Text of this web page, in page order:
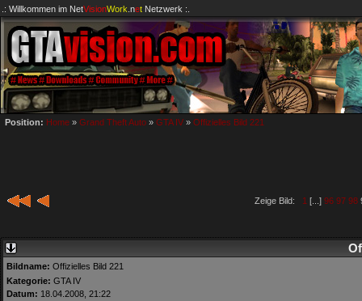
.: Willkommen im NetVisionWork .netNetzwerk :.
Position: Home » Grand Theft Auto » GTA IV » Offizielles Bild 221
Zeige Bild: 1 [...] 96 97 98
Bildname: Offizielles Bild 221
Kategorie: GTA IV
Datum: 18.04.2008, 21:22